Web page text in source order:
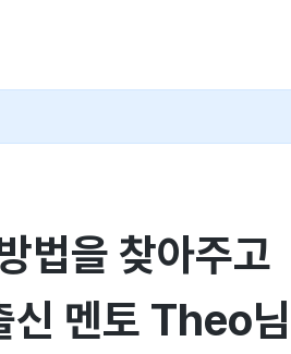
법을 찾아주고
멘토 Theo님